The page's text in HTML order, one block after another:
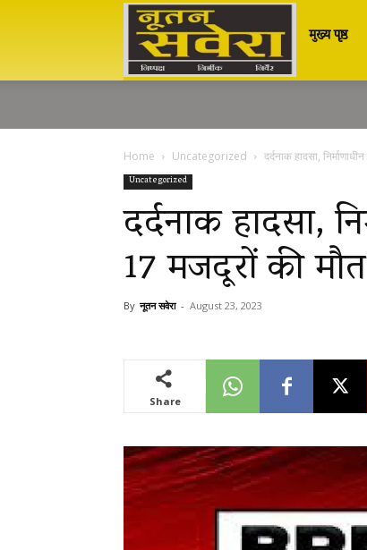
Nutan
सवेरा
Breaking
News
LIVE
मुख्य पृष्ठ
Home Uncategorized दर्दनाक हादसा,
Uncategorized
दर्दनाक हादसा,
17 मजदूरों की मौत
By नूतन सवेरा - August 23, 2023
Share